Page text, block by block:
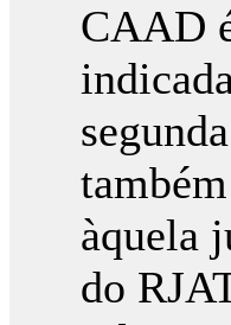
CAAD
àquela
do